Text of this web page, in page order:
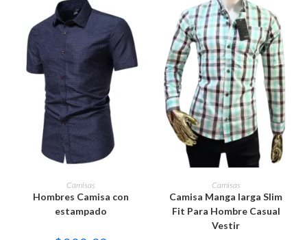
SELECCIONAR OPCIONES
producto
tiene
múltiples
variantes.
Las
Camisas
Hombres Camisa con
estampado
SELECCIONAR OPCIONES
Este
producto
tiene
múltiples
variantes.
Las
opciones
Camisas
Camisa Manga larga Slim
Fit Para Hombre Casual
Vestir